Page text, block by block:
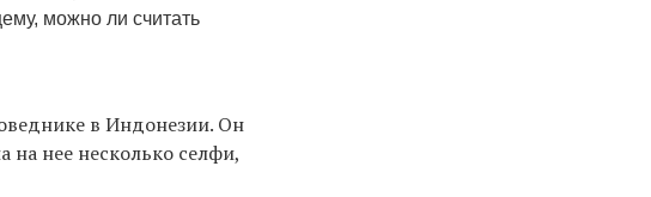
можно ли считать
в Индонезии. Он
на нее несколько селфи,